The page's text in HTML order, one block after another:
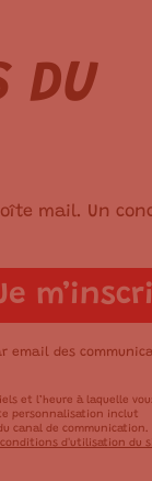
DU
mail. Un
email des
et l’heure à laquelle
personnalisation inclut
canal de communication.
conditions d'utilisation du